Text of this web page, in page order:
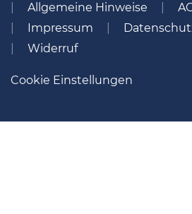
Allgemeine Hinweise
Impressum
Widerruf
Cookie Einstellungen